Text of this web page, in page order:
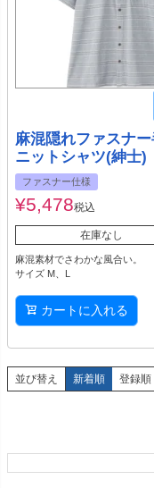
麻混隠れファスナ
ニットシャツ(紳士)
ファスナー仕様
¥5,478税込
在庫なし
麻混素材でさわかな風合い。
サイズ M、L
カートに入れる
並び替え 新着順 登録順